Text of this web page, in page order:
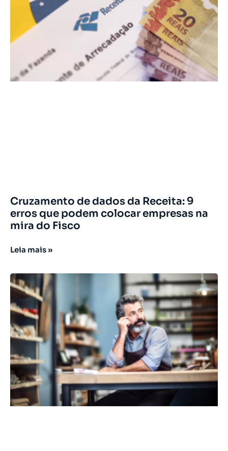
Cruzamento de dados da Receita: 9
erros que podem colocar empresas na
mira do Fisco
Leia mais »